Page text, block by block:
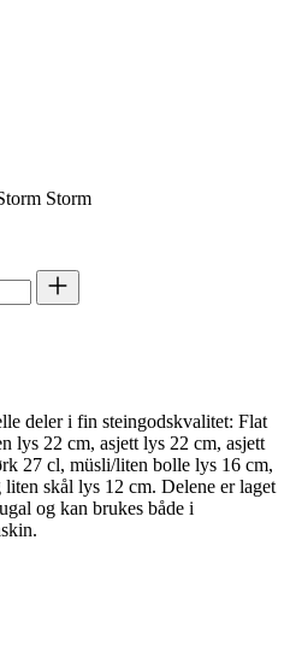
Storm
deler i fin steingodskvalitet: Flat
lys 22 cm, asjett lys 22 cm, asjett
27 cl, müsli/liten bolle lys 16 cm,
skål lys 12 cm. Delene er laget
og kan brukes både i